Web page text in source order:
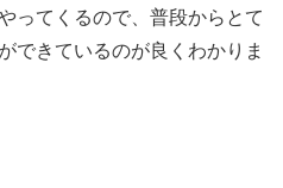
ってくるので、普段からとて
できているのが良くわかりま